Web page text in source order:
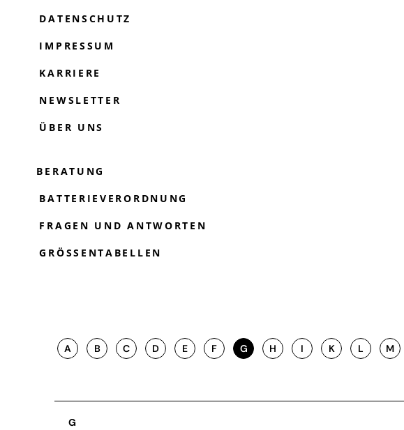
DATENSCHUTZ
IMPRESSUM
KARRIERE
NEWSLETTER
ÜBER UNS
BERATUNG
BATTERIEVERORDNUNG
FRAGEN UND ANTWORTEN
GRÖSSENTABELLEN
A B C D E F G H I K L M
G